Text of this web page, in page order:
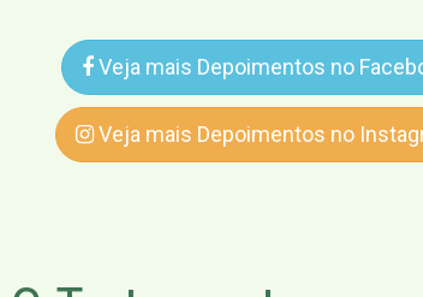
Veja mais Depoimentos no
Veja mais Depoimentos no